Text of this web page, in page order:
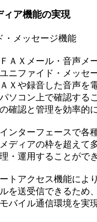
ィア機能の実現
メッセージ機能
ＡＸメール・音声メ
ニファイド・メッセ
Ｘや録音した音声を
ソコン上で確認する
確認と管理を効率的
ンターフェースで各
ディアの枠を超えて
・運用することがで
トアクセス機能によ
を送受信できるため
バイル通信環境を実